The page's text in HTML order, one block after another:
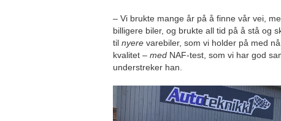
– Vi brukte mange år på å finne vår vei,
billigere biler, og brukte all tid på å stå og
til nyere varebiler, som vi holder på med
kvalitet – med NAF-test, som vi har god
understreker han.